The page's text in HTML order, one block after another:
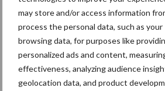
may store and/or access information
process the personal data, such as your
browsing data, for purposes like
personalized ads and content,
effectiveness, analyzing audience
geolocation data, and product
De speenhuid:
onderschatte
voor mastitis